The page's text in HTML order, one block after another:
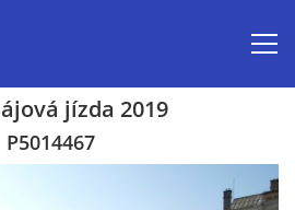
jízda 2019
P5014467